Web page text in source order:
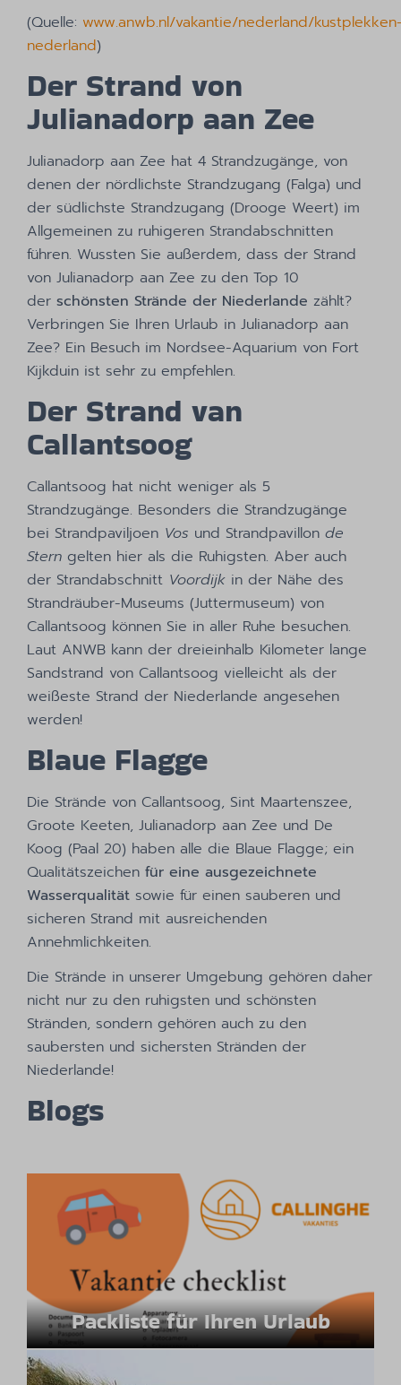
(Quelle: www.anwb.nl/vakantie/nederland/
nederland)
Der Strand von
Julianadorp aan Zee
Julianadorp aan Zee hat 4 Strandzugänge, von
denen der nördlichste Strandzugang (Falga) und
der südlichste Strandzugang (Drooge Weert) im
Allgemeinen zu ruhigeren Strandabschnitten
führen. Wussten Sie außerdem, dass der Strand
von Julianadorp aan Zee zu den Top 10
derschönsten Strände der Niederlande zählt?
Verbringen Sie Ihren Urlaub in Julianadorp aan
Zee? Ein Besuch im Nordsee-Aquarium von Fort
Kijkduin ist sehr zu empfehlen.
Der Strand van
Callantsoog
Callantsoog hat nicht weniger als 5
Strandzugänge. Besonders die Strandzugänge
bei Strandpaviljoen Vos und Strandpavillonde
Stern gelten hier als die Ruhigsten. Aber auch
der Strandabschnitt Voordijk in der Nähe des
Strandräuber-Museums (Juttermuseum) von
Callantsoog können Sie in aller Ruhe besuchen.
Laut ANWB kann der dreieinhalb Kilometer lange
Sandstrand von Callantsoog vielleicht als der
weißeste Strand der Niederlande angesehen
werden!
Blaue Flagge
Die Strände von Callantsoog, Sint Maartenszee,
Groote Keeten, Julianadorp aan Zee und De
Koog (Paal 20) haben alle die Blaue Flagge; ein
Qualitätszeichenfür eine ausgezeichnete
Wasserqualität sowie für einen sauberen und
sicheren Strand mit ausreichenden
Annehmlichkeiten.
Die Strände in unserer Umgebung gehören daher
nicht nur zu den ruhigsten und schönsten
Stränden, sondern gehören auch zu den
saubersten und sichersten Stränden der
Niederlande!
Blogs
Packliste für Ihren Urlaub